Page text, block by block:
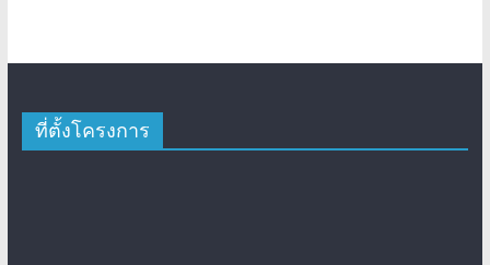
ที่ตั้งโครงการ